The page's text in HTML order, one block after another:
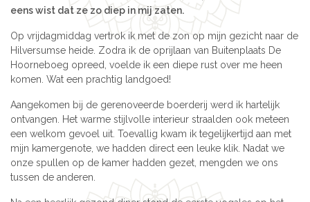
Tanzania
Amerika
Brazilië
eens wist dat ze zo diep in mij zaten.
Op vrijdagmiddag vertrok ik met de zon op mijn gezicht naar de
Hilversumse heide. Zodra ik de oprijlaan van Buitenplaats De
Hoorneboeg opreed, voelde ik een diepe rust over me heen
komen. Wat een prachtig landgoed!
Aangekomen bij de gerenoveerde boerderij werd ik hartelijk
ontvangen. Het warme stijlvolle interieur straalden ook meteen
een welkom gevoel uit. Toevallig kwam ik tegelijkertijd aan met
mijn kamergenote, we hadden direct een leuke klik. Nadat we
onze spullen op de kamer hadden gezet, mengden we ons
tussen de anderen.